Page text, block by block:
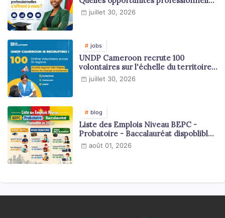
s'offrent à vous ?
juillet 30, 2026
jobs
UNDP Cameroon recrute 100
volontaires sur l'échelle du territoire
national
juillet 30, 2026
blog
Liste des Emplois Niveau BEPC -
Probatoire - Baccalauréat dispoblible
en 2026
août 01, 2026